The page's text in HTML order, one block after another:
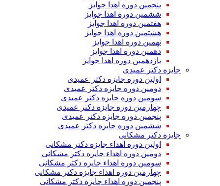
پنجمین دوره اهدا جوایز
ششمین دوره اهدا جوایز
هفتمین دوره اهدا جوایز
هشتمین دوره اهدا جوایز
نهمین دوره اهدا جوایز
دهمین دوره اهدا جوایز
یازدهمین دوره اهدا جوایز
جایزه دکتر عمیدی
اولین دوره جایزه دکتر عمیدی
دومین دوره جایزه دکتر عمیدی
سومین دوره جایزه دکتر عمیدی
چهارمین دوره جایزه دکتر عمیدی
پنجمین دوره جایزه دکتر عمیدی
ششمین دوره جایزه دکتر عمیدی
جایزه دکتر مشکانی
اولین دوره اهداء جایزه دکتر مشکانی
دومین دوره اهداء جایزه دکتر مشکانی
سومین دوره اهداء جایزه دکتر مشکانی
چهارمین دوره اهداء جایزه دکتر مشکانی
پنجمین دوره اهداء جایزه دکتر مشکانی